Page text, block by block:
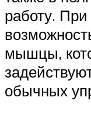
работу.
мышцы,
обычных